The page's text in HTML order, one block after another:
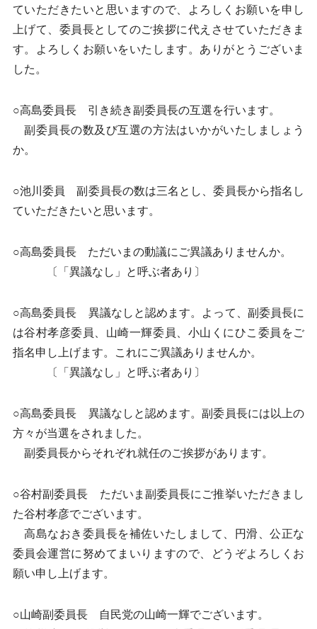
ていただきたいと思いますので、よろしくお願いを申し
上げて、委員長としてのご挨拶に代えさせていただきま
す。よろしくお願いをいたします。ありがとうございま
した。
○高島委員長 引き続き副委員長の互選を行います。
副委員長の数及び互選の方法はいかがいたしましょう
か。
○池川委員 副委員長の数は三名とし、委員長から指名し
ていただきたいと思います。
○高島委員長 ただいまの動議にご異議ありませんか。
〔「異議なし」と呼ぶ者あり〕
○高島委員長 異議なしと認めます。よって、副委員長に
は谷村孝彦委員、山崎一輝委員、小山くにひこ委員をご
指名申し上げます。これにご異議ありませんか。
〔「異議なし」と呼ぶ者あり〕
○高島委員長 異議なしと認めます。副委員長には以上の
方々が当選をされました。
副委員長からそれぞれ就任のご挨拶があります。
○谷村副委員長 ただいま副委員長にご推挙いただきまし
た谷村孝彦でございます。
高島なおき委員長を補佐いたしまして、円滑、公正な
委員会運営に努めてまいりますので、どうぞよろしくお
願い申し上げます。
○山崎副委員長 自民党の山崎一輝でございます。